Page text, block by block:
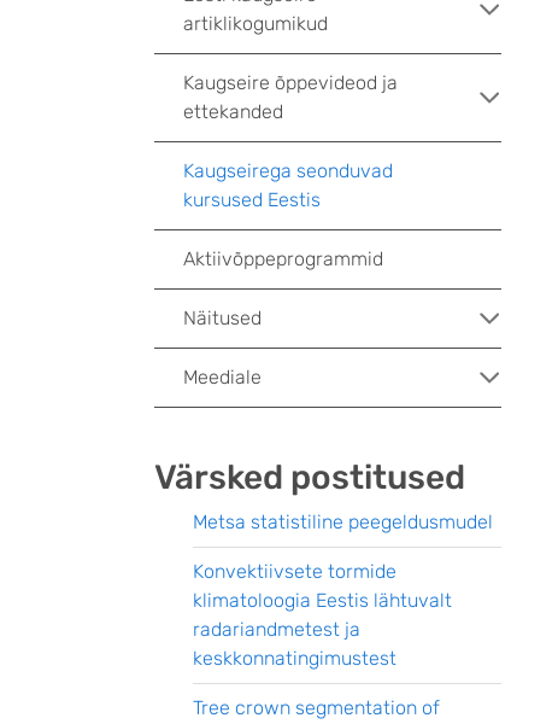
artiklikogumikud
Kaugseire õppevideod ja
ettekanded
Kaugseirega seonduvad
kursused Eestis
Aktiivõppeprogrammid
Näitused
Meediale
Värsked postitused
Metsa statistiline peegeldusmudel
Konvektiivsete tormide
klimatoloogia Eestis lähtuvalt
radariandmetest ja
keskkonnatingimustest
Tree crown segmentation of